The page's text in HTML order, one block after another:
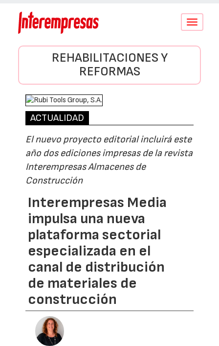
Conmutar
REHABILITACIONES Y
REFORMAS
ACTUALIDAD
El nuevo proyecto editorial incluirá este
año dos ediciones impresas de la revista
Interempresas Almacenes de
Construcción
Interempresas Media
impulsa una nueva
plataforma sectorial
especializada en el
canal de distribución
de materiales de
construcción